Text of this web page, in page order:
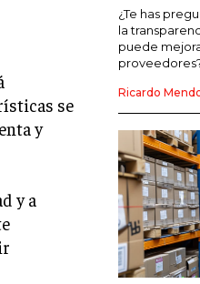
COMERCIO
EXPANSIÓN
ALIANZAS
TECNOLOGIA
GESTIÓN DE LA
TECNOLÓGICA
se
y
y a
¿Te has
la
puede
Ricardo